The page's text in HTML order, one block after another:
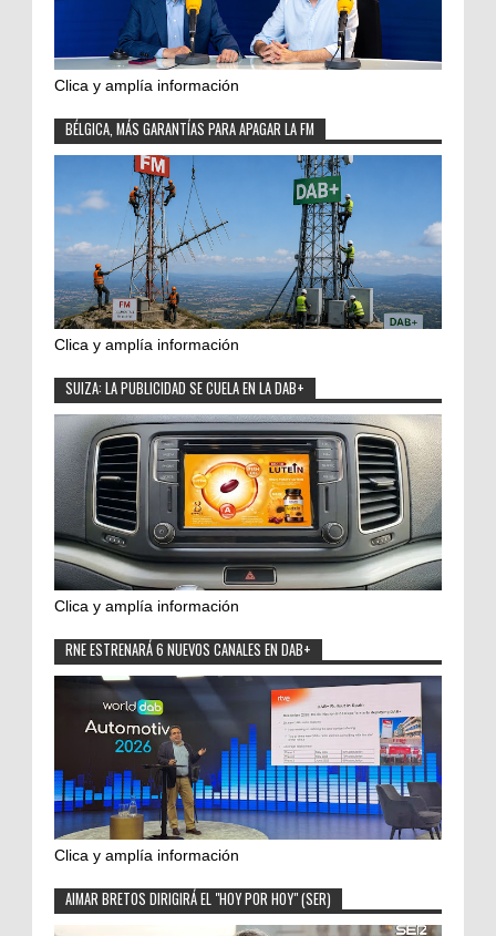
Clica y amplía información
BÉLGICA, MÁS GARANTÍAS PARA APAGAR LA FM
Clica y amplía información
SUIZA: LA PUBLICIDAD SE CUELA EN LA DAB+
Clica y amplía información
RNE ESTRENARÁ 6 NUEVOS CANALES EN DAB+
Clica y amplía información
AIMAR BRETOS DIRIGIRÁ EL "HOY POR HOY" (SER)